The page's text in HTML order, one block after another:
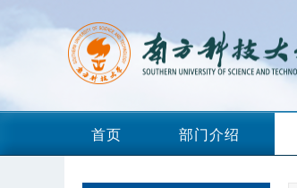
首页 部门介绍